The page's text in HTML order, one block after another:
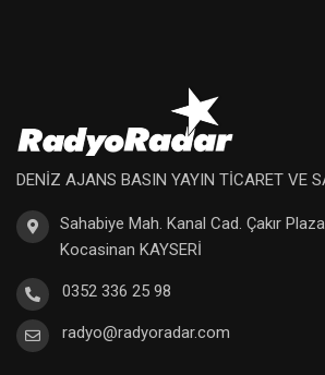
DENİZ AJANS BASIN YAYIN TİCARET VE
Sahabiye Mah. Kanal Cad. Çakır
Kocasinan KAYSERİ
0352 336 25 98
radyo@radyoradar.com